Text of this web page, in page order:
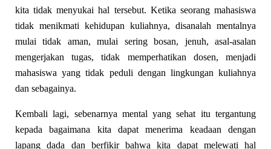
kita tidak menyukai hal tersebut. Ketika seorang mahasiswa
tidak menikmati kehidupan kuliahnya, disanalah mentalnya
mulai tidak aman, mulai sering bosan, jenuh, asal-asalan
mengerjakan tugas, tidak memperhatikan dosen, menjadi
mahasiswa yang tidak peduli dengan lingkungan kuliahnya
dan sebagainya.
Kembali lagi, sebenarnya mental yang sehat itu tergantung
kepada bagaimana kita dapat menerima keadaan dengan
lapang dada dan berfikir bahwa kita dapat melewati hal